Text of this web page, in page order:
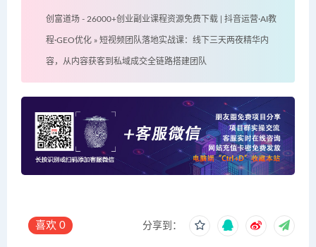
创富道场 - 26000+创业副业课程资源免费下载 | 抖音运营·AI教
程·GEO优化 » 短视频团队落地实战课：线下三天两夜精华内
容，从内容获客到私域成交全链路搭建团队
喜欢 0 分享到：